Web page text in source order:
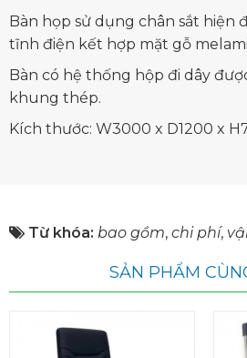
Bàn họp sử dụng chân sắt hiện
tĩnh điện kết hợp mặt gỗ
Bàn có hệ thống hộp đi dây
khung thép.
Kích thước: W3000 x D1200 x
Từ khóa: bao gồm, chi phí,
SẢN PHẨM